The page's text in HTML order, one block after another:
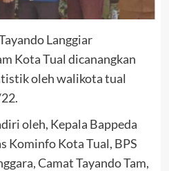
Langgiar
Kota Tual dicanangkan
oleh walikota tual
oleh, Kepala Bappeda
Kominfo Kota Tual, BPS
Camat Tayando Tam,